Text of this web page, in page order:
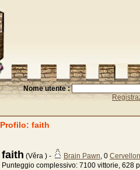
Nome utente :
Profilo: faith
faith (Věra ) - Brain Pawn, 0
Punteggio complessivo: 7100 vittorie, 628